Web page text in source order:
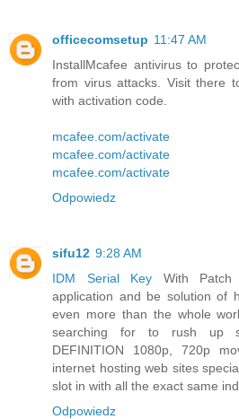
officecomsetup 11:47 AM
InstallMcafee antivirus to
from virus attacks. Visit there
with activation code.
mcafee.com/activate
mcafee.com/activate
mcafee.com/activate
Odpowiedz
sifu12 9:28 AM
IDM Serial Key With Patch
application and be solution of
even more than the whole
searching for to rush up
DEFINITION 1080p, 720p
internet hosting web sites
slot in with all the exact same
Odpowiedz